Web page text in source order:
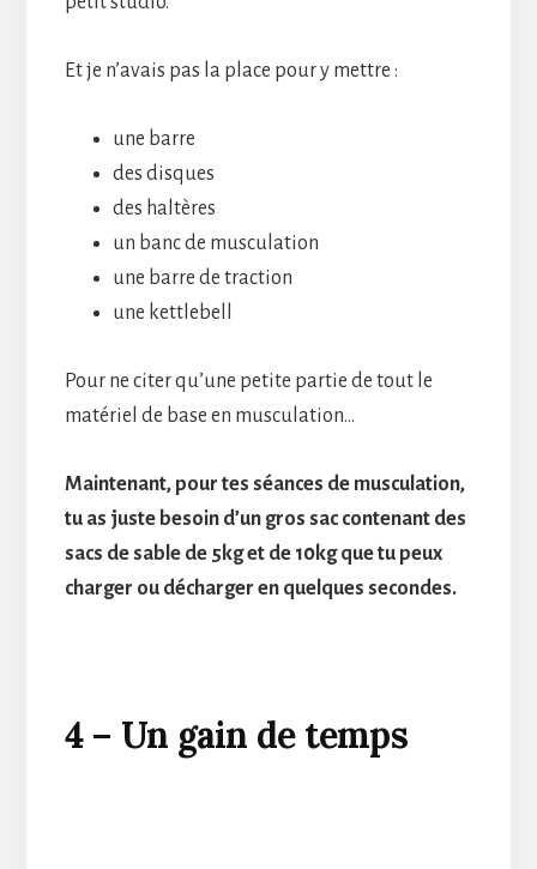
Et je n’avais pas la place pour y mettre :
une barre
des disques
des haltères
un banc de musculation
une barre de traction
une kettlebell
Pour ne citer qu’une petite partie de tout le
matériel de base en musculation…
Maintenant, pour tes séances de musculation,
tu as juste besoin d’un gros sac contenant des
sacs de sable de 5kg et de 10kg que tu peux
charger ou décharger en quelques secondes.
4 – Un gain de temps